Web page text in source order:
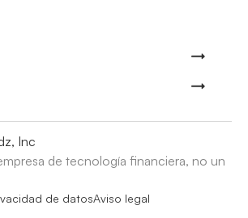
Inc
de tecnología financiera, no un
de datosAviso legal